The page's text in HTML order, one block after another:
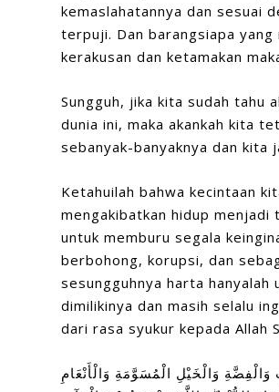
kemaslahatannya dan sesuai
terpuji. Dan barangsiapa
kerakusan dan ketamakan
Sungguh, jika kita sudah tahu
dunia ini, maka akankah kita
sebanyak-banyaknya dan
Ketahuilah bahwa kecintaan
mengakibatkan hidup
untuk memburu segala
berbohong, korupsi, dan
sesungguhnya harta hanyalah
dimilikinya dan masih selalu
dari rasa syukur kepada Allah
وَالْخَيْلِ الْمُسَوَّمَةِ وَالْأَنْعَامِ